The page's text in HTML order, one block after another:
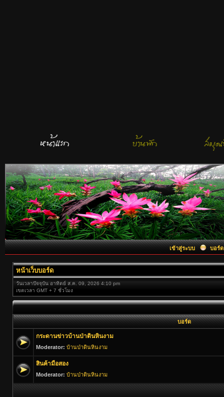
เข้าสู่ระบบ บอร์ด
หน้าเว็บบอร์ด
วันเวลาปัจจุบัน อาทิตย์ ส.ค. 09, 2026 4:10 pm
เขตเวลา GMT + 7 ชั่วโมง
บอร์ด
กระดานข่าวบ้านป่าดินหินงาม
Moderator: บ้านป่าดินหินงาม
สินค้ามือสอง
Moderator: บ้านป่าดินหินงาม